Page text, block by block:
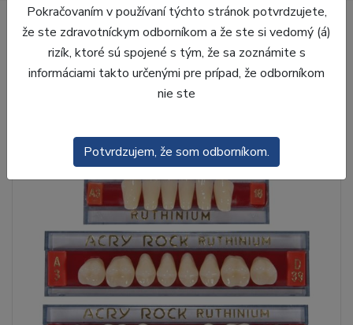
Pokračovaním v používaní týchto stránok potvrdzujete,
že ste zdravotníckym odborníkom a že ste si vedomý (á)
rizík, ktoré sú spojené s tým, že sa zoznámite s
informáciami takto určenými pre prípad, že odborníkom
nie ste
Potvrdzujem, že som odborníkom.